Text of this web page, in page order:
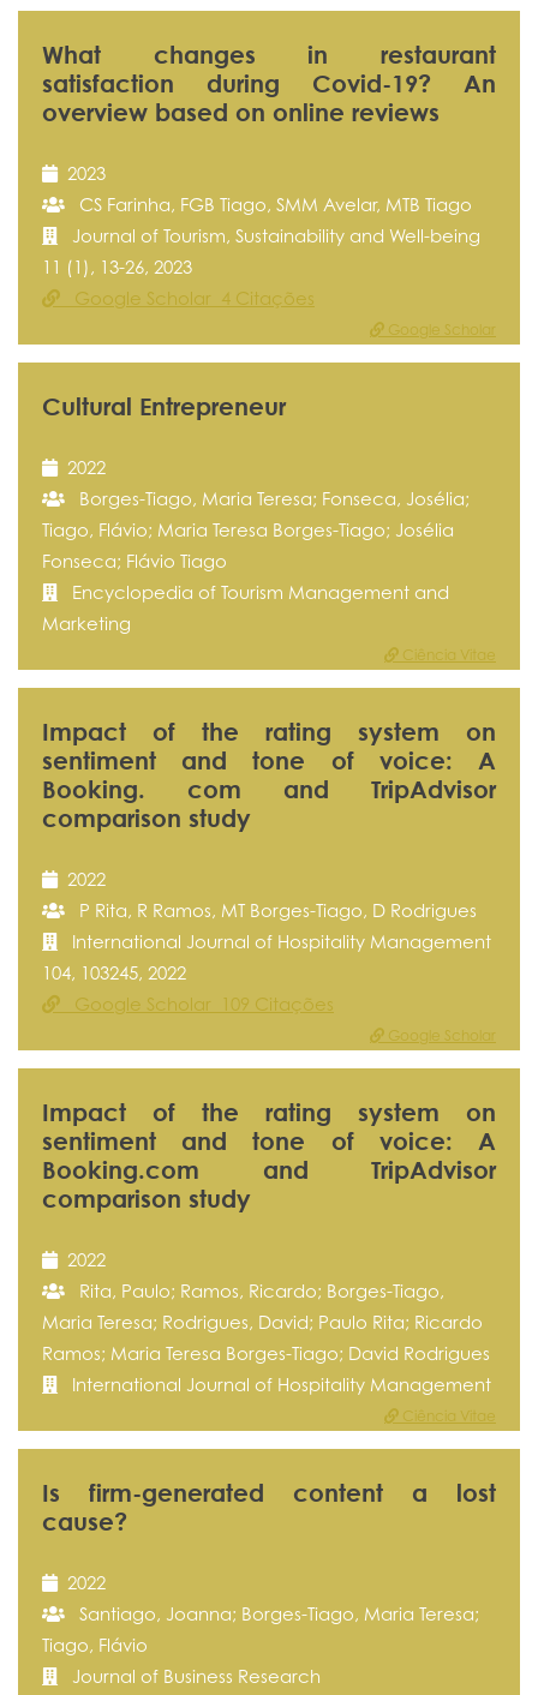
What changes in restaurant
satisfaction during Covid-19? An
overview based on online reviews
2023
CS Farinha, FGB Tiago, SMM Avelar, MTB Tiago
Journal of Tourism, Sustainability and Well-being
11 (1), 13-26, 2023
Google Scholar 4 Citações
Google Scholar
Cultural Entrepreneur
2022
Borges-Tiago, Maria Teresa; Fonseca, Josélia;
Tiago, Flávio; Maria Teresa Borges-Tiago; Josélia
Fonseca; Flávio Tiago
Encyclopedia of Tourism Management and
Marketing
Ciência Vitae
Impact of the rating system on
sentiment and tone of voice: A
Booking. com and TripAdvisor
comparison study
2022
P Rita, R Ramos, MT Borges-Tiago, D Rodrigues
International Journal of Hospitality Management
104, 103245, 2022
Google Scholar 109 Citações
Google Scholar
Impact of the rating system on
sentiment and tone of voice: A
Booking.com and TripAdvisor
comparison study
2022
Rita, Paulo; Ramos, Ricardo; Borges-Tiago,
Maria Teresa; Rodrigues, David; Paulo Rita; Ricardo
Ramos; Maria Teresa Borges-Tiago; David Rodrigues
International Journal of Hospitality Management
Ciência Vitae
Is firm-generated content a lost
cause?
2022
Santiago, Joanna; Borges-Tiago, Maria Teresa;
Tiago, Flávio
Journal of Business Research